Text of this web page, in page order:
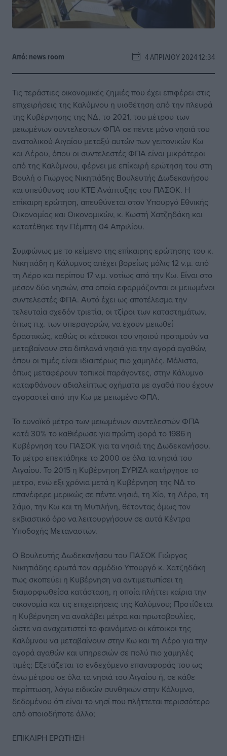
Από: news room 4 ΑΠΡΙΛΊΟΥ 2024 12:34
Τις τεράστιες οικονομικές ζημιές που έχει επιφέρει στις
επιχειρήσεις της Καλύμνου η υιοθέτηση από την πλευρά
της Κυβέρνησης της ΝΔ, το 2021, του μέτρου των
μειωμένων συντελεστών ΦΠΑ σε πέντε μόνο νησιά του
ανατολικού Αιγαίου μεταξύ αυτών των γειτονικών Κω
και Λέρου, όπου οι συντελεστές ΦΠΑ είναι μικρότεροι
από της Καλύμνου, φέρνει με επίκαιρή ερώτηση του στη
Βουλή ο Γιώργος Νικητιάδης Βουλευτής Δωδεκανήσου
και υπεύθυνος του ΚΤΕ Ανάπτυξης του ΠΑΣΟΚ. Η
επίκαιρη ερώτηση, απευθύνεται στον Υπουργό Εθνικής
Οικονομίας και Οικονομικών, κ. Κωστή Χατζηδάκη και
κατατέθηκε την Πέμπτη 04 Απριλίου.
Συμφώνως με το κείμενο της επίκαιρης ερώτησης του κ.
Νικητιάδη η Κάλυμνος απέχει βορείως μόλις 12 ν.μ. από
τη Λέρο και περίπου 17 ν.μ. νοτίως από την Κω. Είναι στο
μέσον δύο νησιών, στα οποία εφαρμόζονται οι μειωμένοι
συντελεστές ΦΠΑ. Αυτό έχει ως αποτέλεσμα την
τελευταία σχεδόν τριετία, οι τζίροι των καταστημάτων,
όπως π.χ. των υπεραγορών, να έχουν μειωθεί
δραστικώς, καθώς οι κάτοικοι του νησιού προτιμούν να
μεταβαίνουν στα διπλανά νησιά για την αγορά αγαθών,
όπου οι τιμές είναι ιδιαιτέρως πιο χαμηλές. Μάλιστα,
όπως μεταφέρουν τοπικοί παράγοντες, στην Κάλυμνο
καταφθάνουν αδιαλείπτως οχήματα με αγαθά που έχουν
αγοραστεί από την Κω με μειωμένο ΦΠΑ.
Το ευνοϊκό μέτρο των μειωμένων συντελεστών ΦΠΑ
κατά 30% το καθιέρωσε για πρώτη φορά το 1986 η
Κυβέρνηση του ΠΑΣΟΚ για τα νησιά της Δωδεκανήσου.
Το μέτρο επεκτάθηκε το 2000 σε όλα τα νησιά του
Αιγαίου. Το 2015 η Κυβέρνηση ΣΥΡΙΖΑ κατήργησε το
μέτρο, ενώ έξι χρόνια μετά η Κυβέρνηση της ΝΔ το
επανέφερε μερικώς σε πέντε νησιά, τη Χίο, τη Λέρο, τη
Σάμο, την Κω και τη Μυτιλήνη, θέτοντας όμως τον
εκβιαστικό όρο να λειτουργήσουν σε αυτά Κέντρα
Υποδοχής Μεταναστών.
Ο Βουλευτής Δωδεκανήσου του ΠΑΣΟΚ Γιώργος
Νικητιάδης ερωτά τον αρμόδιο Υπουργό κ. Χατζηδάκη
πως σκοπεύει η Κυβέρνηση να αντιμετωπίσει τη
διαμορφωθείσα κατάσταση, η οποία πλήττει καίρια την
οικονομία και τις επιχειρήσεις της Καλύμνου; Προτίθεται
η Κυβέρνηση να αναλάβει μέτρα και πρωτοβουλίες,
ώστε να αναχαιτιστεί το φαινόμενο οι κάτοικοι της
Καλύμνου να μεταβαίνουν στην Κω και τη Λέρο για την
αγορά αγαθών και υπηρεσιών σε πολύ πιο χαμηλές
τιμές; Εξετάζεται το ενδεχόμενο επαναφοράς του ως
άνω μέτρου σε όλα τα νησιά του Αιγαίου ή, σε κάθε
περίπτωση, λόγω ειδικών συνθηκών στην Κάλυμνο,
δεδομένου ότι είναι το νησί που πλήττεται περισσότερο
από οποιοδήποτε άλλο;
ΕΠΙΚΑΙΡΗ ΕΡΩΤΗΣΗ